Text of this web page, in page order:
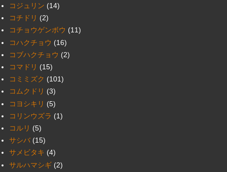
コジュリン (14)
コチドリ (2)
コチョウゲンボウ (11)
コハクチョウ (16)
コブハクチョウ (2)
コマドリ (15)
コミミズク (101)
コムクドリ (3)
コヨシキリ (5)
コリンウズラ (1)
コルリ (5)
サシバ (15)
サメビタキ (4)
サルハマシギ (2)